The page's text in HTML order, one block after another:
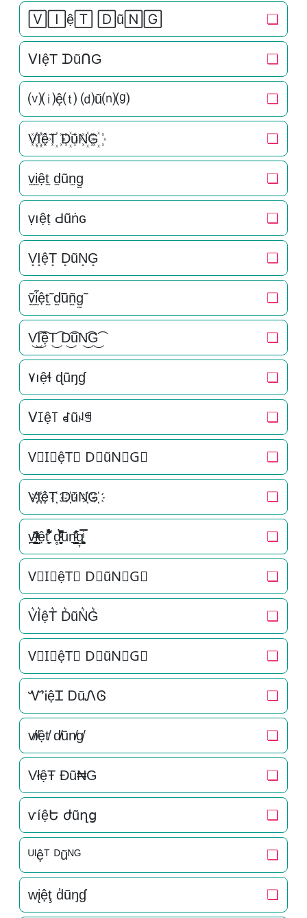
🅅🄸ệ🅃 🄳ũ🄽🄶 ❏
ᐯIệT ᗪũᑎG ❏
⒱⒤ệ⒯ ⒟ũ⒩⒢ ❏
V꙰I꙰ệT꙰ D꙰ũN꙰G꙰ ❏
v̫i̫ệt̫ d̫ũn̫g̫ ❏
ṿıệṭ Ԁũṅɢ ❏
V͙I͙ệT͙ D͙ũN͙G͙ ❏
ṽ̰ḭ̃ệt̰̃ d̰̃ũñ̰g̰̃ ❏
V͜͡I͜͡ệT͜͡ D͜͡ũN͜͡G͜͡ ❏
۷ıệɬ ɖũŋɠ ❏
ᐯꀤệ꓄ ꀸũꈤꁅ ❏
V⃟I⃟ệT⃟ D⃟ũN⃟G⃟ ❏
V҉I҉ệT҉ D҉ũN҉G҉ ❏
v̪̩̜̜̙̜ͨ̽̄i̞̟̫̺ͭ̒ͭͣệt̘̟̼̉̈́͐͋͌̊ d̥̝̮͙͈͂̐̇ͮ̏̔̀̚ͅũn͉̠̙͉̗̺̋̋̔ͧ̊g͎͚̥͎͔͕ͥ̿ ❏
V⃗I⃗ệT⃗ D⃗ũN⃗G⃗ ❏
V͛I͛ệT͛ D͛ũN͛G͛ ❏
V⃒I⃒ệT⃒ D⃒ũN⃒G⃒ ❏
ᏉᎥệᏆ ᎠũᏁᎶ ❏
v̸i̸ệt̸ d̸ũn̸g̸ ❏
VłệŦ Ðũ₦G ❏
ѵíệԵ ժũղց ❏
ᵁᴵệᵀ ᴰũᴺᴳ ❏
wįệţ d̾ũŋɠ ❏